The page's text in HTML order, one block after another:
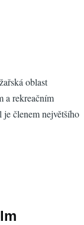
oblast
a rekreačním
členem největšího